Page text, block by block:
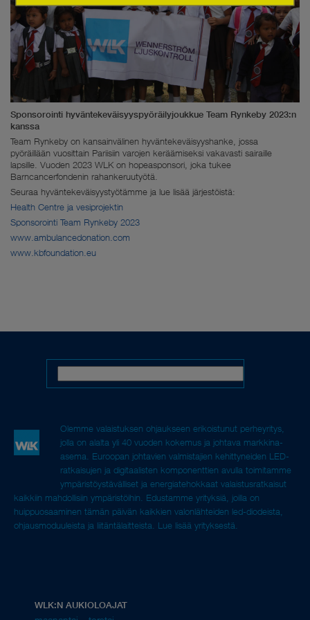
Sponsorointi hyväntekeväisyyspyöräilyjoukkue Team Rynkeby 2023:n
kanssa
Team Rynkeby on kansainvälinen hyväntekeväisyyshanke, jossa
pyöräillään vuosittain Pariisiin varojen keräämiseksi vakavasti sairaille
lapsille. Vuoden 2023 WLK on hopeasponsori, joka tukee
Barncancerfondenin rahankeruutyötä.
Seuraa hyväntekeväisyystyötämme ja lue lisää järjestöistä:
Health Centre ja vesiprojektin
Sponsorointi Team Rynkeby 2023
www.ambulancedonation.com
www.kbfoundation.eu
Olemme valaistuksen ohjaukseen erikoistunut perheyritys,
jolla on alalta yli 40 vuoden kokemus ja johtava markkina-
asema. Euroopan johtavien valmistajien kehittyneiden LED-
ratkaisujen ja digitaalisten komponenttien avulla toimitamme
ympäristöystävälliset ja energiatehokkaat valaistusratkaisut
kaikkiin mahdollisiin ympäristöihin. Edustamme yrityksiä, joilla on
huippuosaaminen tämän päivän kaikkien valonlähteiden led-diodeista,
ohjausmoduuleista ja liitäntälaitteista. Lue lisää yrityksestä.
WLK:N AUKIOLOAJAT